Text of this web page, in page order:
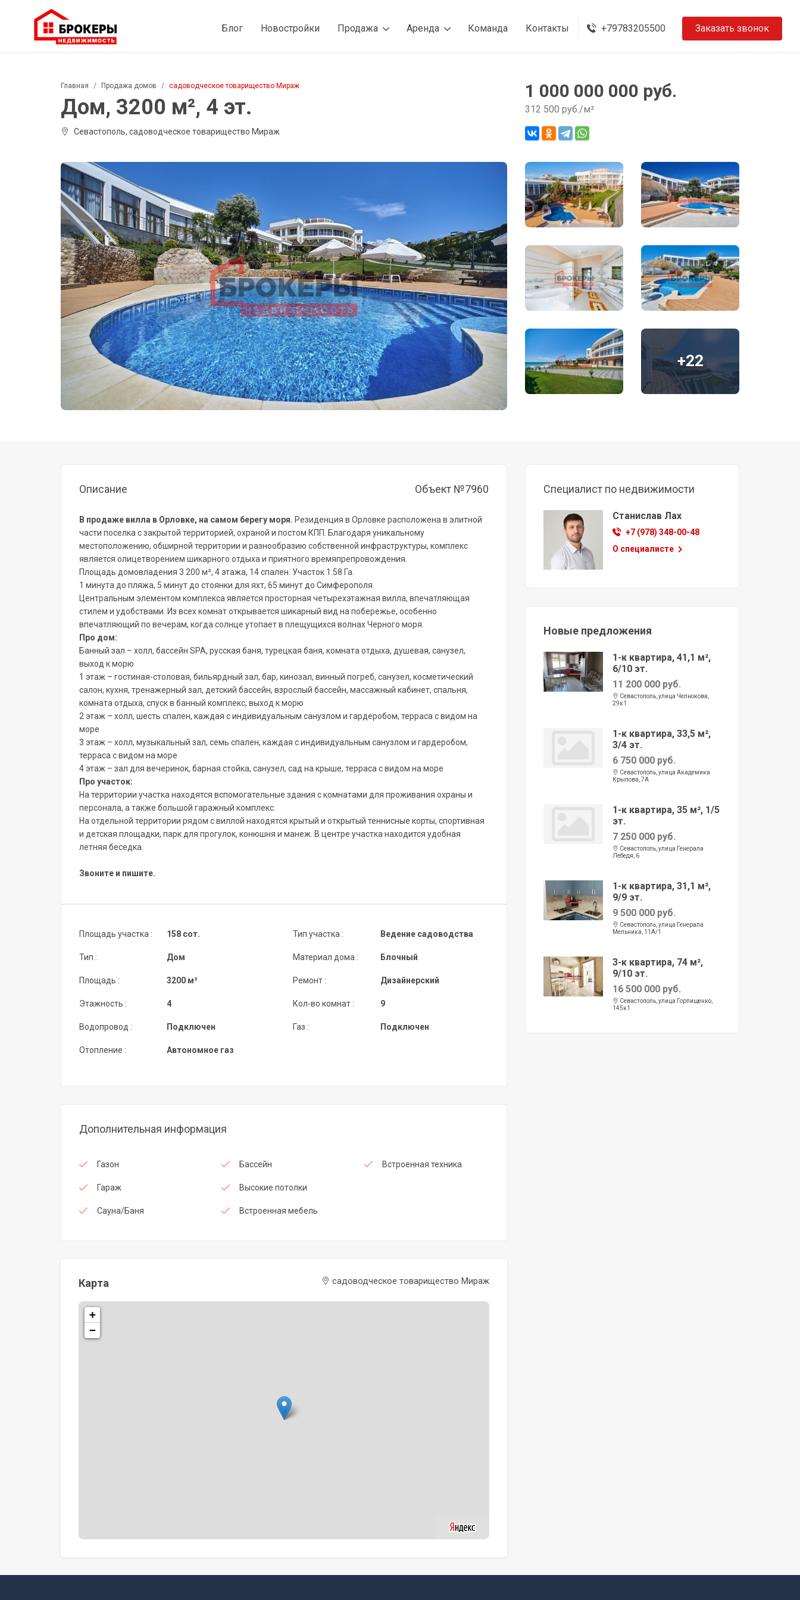
Блог Новостройки Продажа Аренда Команда Контакты +79783205500 Заказать звонок
Главная Продажа домов садоводческое товарищество Мираж
Дом, 3200 м², 4 эт.
Севастополь, садоводческое товарищество Мираж
1 000 000 000 руб.
312 500 руб./м²
+22
Описание Объект №7960
В продаже вилла в Орловке, на самом берегу моря. Резиденция в Орловке расположена в элитной
части поселка с закрытой территорией, охраной и постом КПП.
Благодаря уникальному
местоположению, обширной территории и разнообразию собственной инфраструктуры, комплекс
является олицетворением шикарного отдыха и приятного времяпрепровождения.
Площадь домовладения 3 200 м², 4 этажа, 14 спален. Участок 1.58 Га.
1 минута до пляжа, 5 минут до стоянки для яхт, 65 минут до Симферополя.
Центральным элементом комплекса является просторная четырехэтажная вилла, впечатляющая
стилем и удобствами. Из всех комнат открывается шикарный вид на побережье, особенно
впечатляющий по вечерам, когда солнце утопает в плещущихся волнах Черного моря.
Про дом:
Банный зал – холл, бассейн SPA, русская баня, турецкая баня, комната отдыха, душевая, санузел,
выход к морю
1 этаж – гостиная-столовая, бильярдный зал, бар, кинозал, винный погреб, санузел, косметический
салон, кухня, тренажерный зал, детский бассейн, взрослый бассейн, массажный кабинет, спальня,
комната отдыха, спуск в банный комплекс, выход к морю
2 этаж – холл, шесть спален, каждая с индивидуальным санузлом и гардеробом, терраса с видом на
море
3 этаж – холл, музыкальный зал, семь спален, каждая с индивидуальным санузлом и гардеробом,
терраса с видом на море
4 этаж – зал для вечеринок, барная стойка, санузел, сад на крыше, терраса с видом на море
Про участок:
На территории участка находятся вспомогательные здания с комнатами для проживания охраны и
персонала, а также большой гаражный комплекс.
На отдельной территории рядом с виллой находятся крытый и открытый теннисные корты, спортивная
и детская площадки, парк для прогулок, конюшня и манеж. В центре участка находится удобная
летняя беседка.
Звоните и пишите.
Площадь участка :
Тип :
Площадь :
Этажность :
Водопровод :
Отопление :
158 сот.
Дом
3200 м²
4
Подключен
Автономное газ
Тип участка :
Материал дома :
Ремонт :
Кол-во комнат :
Газ :
Ведение садоводства
Блочный
Дизайнерский
9
Подключен
Дополнительная информация
Газон
Гараж
Сауна/Баня
Бассейн
Высокие потолки
Встроенная мебель
Встроенная техника
Карта садоводческое товарищество Мираж
+
−
Специалист по недвижимости
Станислав Лах
+7 (978) 348-00-48
О специалисте
Новые предложения
1-к квартира, 41,1 м²,
6/10 эт.
11 200 000 руб.
Севастополь, улица Челнокова,
29к1
1-к квартира, 33,5 м²,
3/4 эт.
6 750 000 руб.
Севастополь, улица Академика
Крылова, 7А
1-к квартира, 35 м², 1/5
эт.
7 250 000 руб.
Севастополь, улица Генерала
Лебедя, 6
1-к квартира, 31,1 м²,
9/9 эт.
9 500 000 руб.
Севастополь, улица Генерала
Мельника, 11А/1
3-к квартира, 74 м²,
9/10 эт.
16 500 000 руб.
Севастополь, улица Горпищенко,
145к1